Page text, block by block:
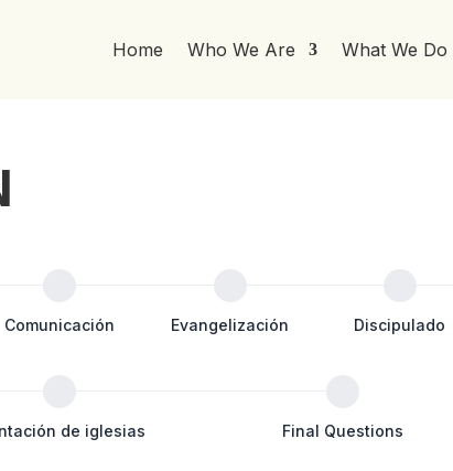
Home Who We Are What We Do
Comunicación Evangelización Discipulado
de iglesias Final Questions